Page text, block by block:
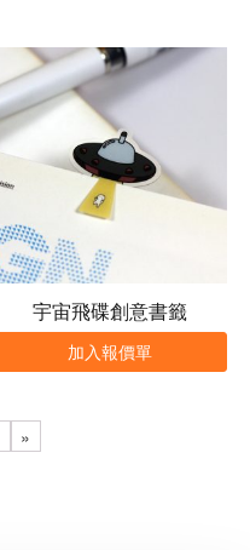
宇宙飛碟創意書籤
加入報價單
»